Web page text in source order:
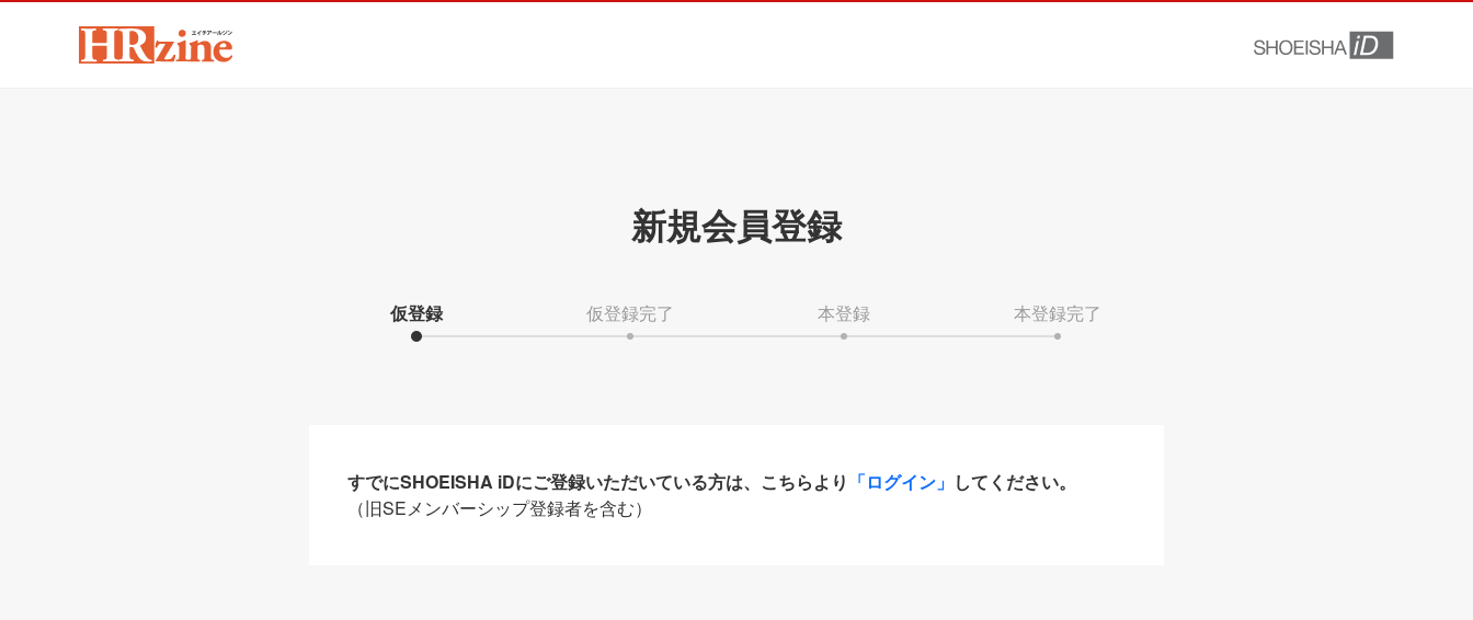
新規会員登録
仮登録 仮登録完了 本登録 本登録完了
すでにSHOEISHA iDにご登録いただいている方は、こちらより 「ログイン」 してください。
（旧SEメンバーシップ登録者を含む）